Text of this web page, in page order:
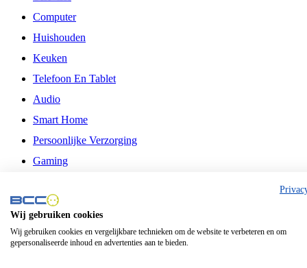
Computer
Huishouden
Keuken
Telefoon En Tablet
Audio
Smart Home
Persoonlijke Verzorging
Gaming
Philips
Schermgrootte 24 Inch
Wij gebruiken cookies
Wij gebruiken cookies en vergelijkbare technieken om de website te verbeteren en om
gepersonaliseerde inhoud en advertenties aan te bieden.